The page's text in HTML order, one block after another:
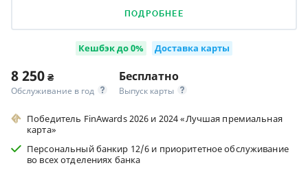
ПОДРОБНЕЕ
Кешбэк до 0% Доставка карты
8 250 ₴
Обслуживание в год
Бесплатно
Выпуск карты
Победитель FinAwards 2026 и 2024 «Лучшая премиальная
карта»
Персональный банкир 12/6 и приоритетное обслуживание
во всех отделениях банка